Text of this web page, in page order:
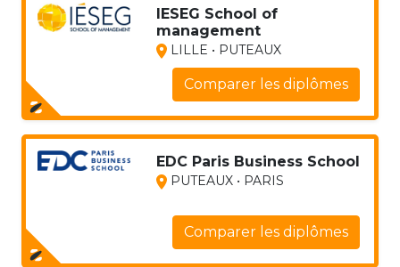
IESEG School of
management
LILLE • PUTEAUX
Comparer les diplômes
EDC Paris Business School
PUTEAUX • PARIS
Comparer les diplômes